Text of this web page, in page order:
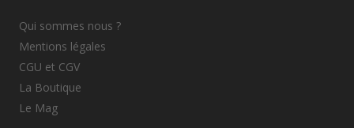
Qui sommes nous ?
Mentions légales
CGU et CGV
La Boutique
Le Mag